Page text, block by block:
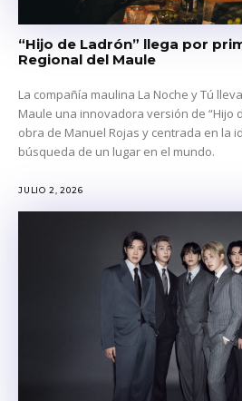
“Hijo de Ladrón” llega por
Regional del Maule
La compañía maulina La Noche y Tú
Maule una innovadora versión de “Hijo
obra de Manuel Rojas y centrada en la
búsqueda de un lugar en el mundo.
JULIO 2, 2026